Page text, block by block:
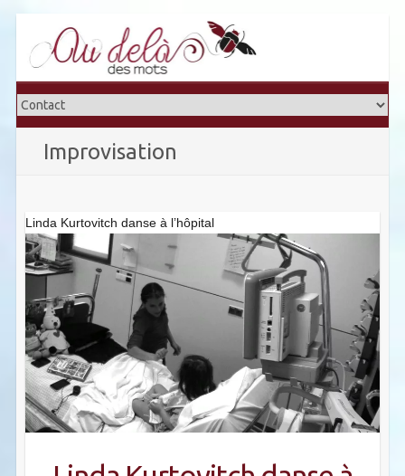
content
Improvisation
Linda Kurtovitch danse à l’hôpital